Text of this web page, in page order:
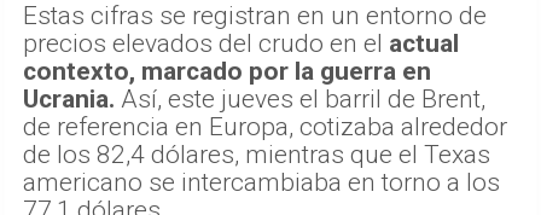
Estas cifras se registran en un entorno de
precios elevados del crudo en el actual
contexto, marcado por la guerra en
Ucrania. Así, este jueves el barril de Brent,
de referencia en Europa, cotizaba alrededor
de los 82,4 dólares, mientras que el Texas
americano se intercambiaba en torno a los